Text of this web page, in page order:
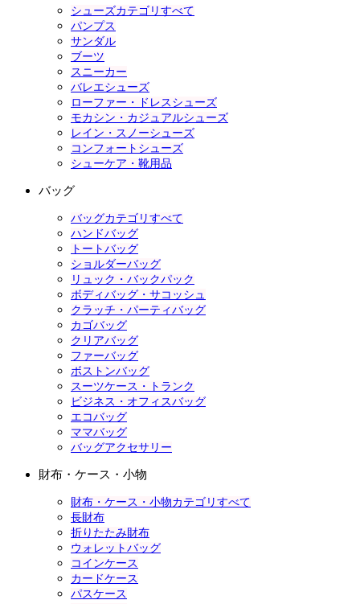
シューズカテゴリすべて
パンプス
サンダル
ブーツ
スニーカー
バレエシューズ
ローファー・ドレスシューズ
モカシン・カジュアルシューズ
レイン・スノーシューズ
コンフォートシューズ
シューケア・靴用品
バッグ
バッグカテゴリすべて
ハンドバッグ
トートバッグ
ショルダーバッグ
リュック・バックパック
ボディバッグ・サコッシュ
クラッチ・パーティバッグ
カゴバッグ
クリアバッグ
ファーバッグ
ボストンバッグ
スーツケース・トランク
ビジネス・オフィスバッグ
エコバッグ
ママバッグ
バッグアクセサリー
財布・ケース・小物
財布・ケース・小物カテゴリすべて
長財布
折りたたみ財布
ウォレットバッグ
コインケース
カードケース
パスケース